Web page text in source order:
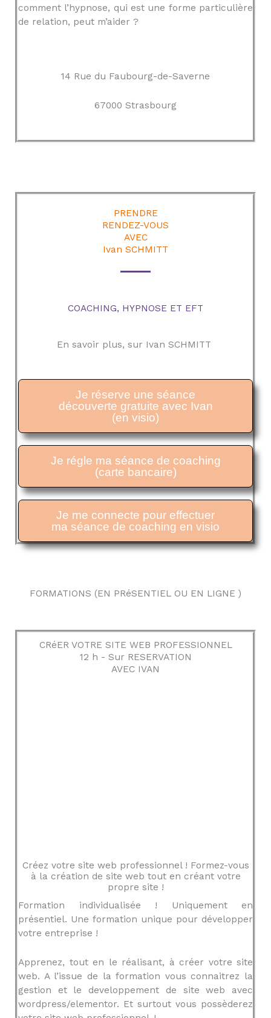
comment l’hypnose, qui est une forme particulière
de relation, peut m’aider ?
14 Rue du Faubourg-de-Saverne
67000 Strasbourg
PRENDRE
RENDEZ-VOUS
AVEC
Ivan SCHMITT
COACHING, HYPNOSE ET EFT
En savoir plus, sur Ivan SCHMITT
Je réserve une séance
découverte gratuite avec Ivan
(en visio)
Je régle ma séance de coaching
(carte bancaire)
Je me connecte pour effectuer
ma séance de coaching en visio
FORMATIONS (EN PRéSENTIEL OU EN LIGNE )
CRéER VOTRE SITE WEB PROFESSIONNEL
12 h - Sur RESERVATION
AVEC IVAN
Créez votre site web professionnel ! Formez-vous
à la création de site web tout en créant votre
propre site !
Formation individualisée ! Uniquement en
présentiel. Une formation unique pour développer
votre entreprise !
Apprenez, tout en le réalisant, à créer votre site
web. A l’issue de la formation vous connaitrez la
gestion et le developpement de site web avec
wordpress/elementor. Et surtout vous possèderez